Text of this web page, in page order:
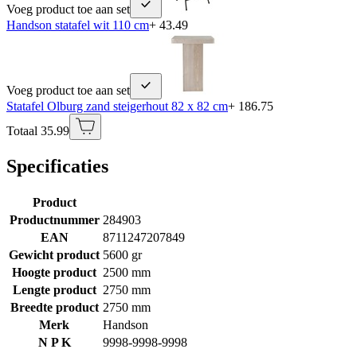
Voeg product toe aan set
Handson statafel wit 110 cm+ 43.49
Voeg product toe aan set
Statafel Olburg zand steigerhout 82 x 82 cm+ 186.75
Totaal 35.99
Specificaties
Product
Productnummer 284903
EAN
8711247207849
Gewicht product 5600 gr
Hoogte product 2500 mm
Lengte product 2750 mm
Breedte product 2750 mm
Merk
Handson
N P K
9998-9998-9998